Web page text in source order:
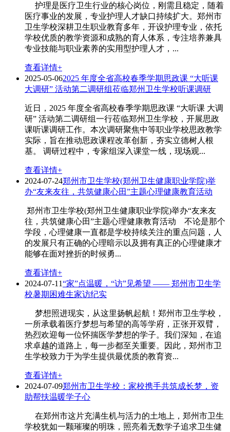
护理是医疗卫生行业的核心岗位，刚需且稳定，随着
医疗事业的发展，专业护理人才缺口持续扩大。郑州市
卫生学校深耕卫生职业教育多年，开设护理专业，依托
学校优质的教学资源和成熟的育人体系，专注培养兼具
专业技能与职业素养的实用型护理人才，...
查看详情+
2025-05-062025 年度全省高校春季学期思政课 “大听课
大调研” 活动第二调研组莅临郑州卫生学校听课调研
近日，2025 年度全省高校春季学期思政课 “大听课 大调
研” 活动第二调研组一行莅临郑州卫生学校，开展思政
课听课调研工作。本次调研聚焦中等职业学校思政教学
实际，旨在推动思政课程改革创新，夯实立德树人根
基。 调研过程中，专家组深入课堂一线，现场观...
查看详情+
2024-07-24郑州市卫生学校(郑州卫生健康职业学院)举
办“友来友往，共筑健康心田”主题心理健康教育活动
郑州市卫生学校(郑州卫生健康职业学院)举办“友来友
往，共筑健康心田”主题心理健康教育活动 不论是那个
学段，心理健康一直都是学校持续关注的重点问题，人
的发展只有正确的心理暗示以及拥有真正的心理健康才
能够在面对挫折的时候勇...
查看详情+
2024-07-11“家”点温暖，“访”见希望 —— 郑州市卫生学
校暑期困难生家访纪实
梦想照进现实，从这里扬帆起航！郑州市卫生学校，
一所承载着医疗梦想与希望的高等学府，正张开双臂，
热烈欢迎每一位怀揣医学梦想的学子。我们深知，在追
求卓越的道路上，每一步都至关重要。因此，郑州市卫
生学校致力于为学生提供最优质的教育资...
查看详情+
2024-07-09郑州市卫生学校：家校携手共筑成长梦，资
助帮扶温暖学子心
在郑州市这片充满生机与活力的土地上，郑州市卫生
学校犹如一颗璀璨的明珠，照亮着无数学子追求卫生健